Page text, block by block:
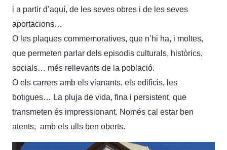
i a partir d’aquí, de les seves obres i de les seves
aportacions…
O les plaques commemoratives, que n’hi ha, i moltes,
que permeten parlar dels episodis culturals, històrics,
socials… més rellevants de la població.
O els carrers amb els vianants, els edificis, les
botigues… La pluja de vida, fina i persistent, que
transmeten és impressionant. Només cal estar ben
atents, amb els ulls ben oberts.